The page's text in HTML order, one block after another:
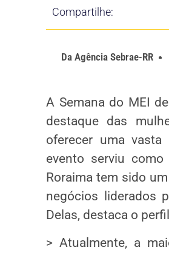
Compartilhe:
Da Agência Sebrae-RR
A Semana do MEI
destaque das
oferecer uma
evento serviu
Roraima tem sido
negócios liderados
Delas, destaca o
> Atualmente, a